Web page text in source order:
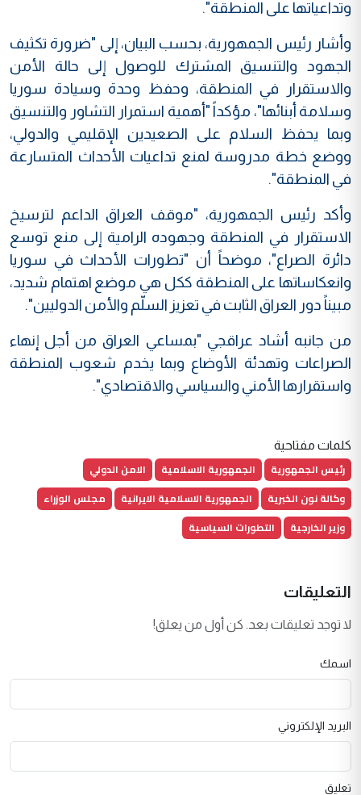
وتداعياتها على المنطقة".
وأشار رئيس الجمهورية، بحسب البيان، إلى "ضرورة تكثيف
الجهود والتنسيق المشترك للوصول إلى حالة الأمن
والاستقرار في المنطقة، وحفظ وحدة وسيادة سوريا
وسلامة أبنائها"، مؤكداً "أهمية استمرار التشاور والتنسيق
وبما يحفظ السلام على الصعيدين الإقليمي والدولي،
ووضع خطة مدروسة لمنع تداعيات الأحداث المتسارعة
في المنطقة".
وأكد رئيس الجمهورية، "موقف العراق الداعم لترسيخ
الاستقرار في المنطقة وجهوده الرامية إلى منع توسع
دائرة الصراع"، موضحاً أن "تطورات الأحداث في سوريا
وانعكاساتها على المنطقة ككل هي موضع اهتمام شديد،
مبيناً دور العراق الثابت في تعزيز السلّم والأمن الدوليين".
من جانبه أشاد عراقجي "بمساعي العراق من أجل إنهاء
الصراعات وتهدئة الأوضاع وبما يخدم شعوب المنطقة
واستقرارها الأمني والسياسي والاقتصادي".
كلمات مفتاحية
رئيس الجمهورية الجمهورية الاسلامية
الامن الدولي
وكالة نون الخبرية
الجمهورية الاسلامية الايرانية
مجلس الوزراء
وزير الخارجية
التطورات السياسية
التعليقات
لا توجد تعليقات بعد. كن أول من يعلق!
اسمك
البريد الإلكتروني
تعليق